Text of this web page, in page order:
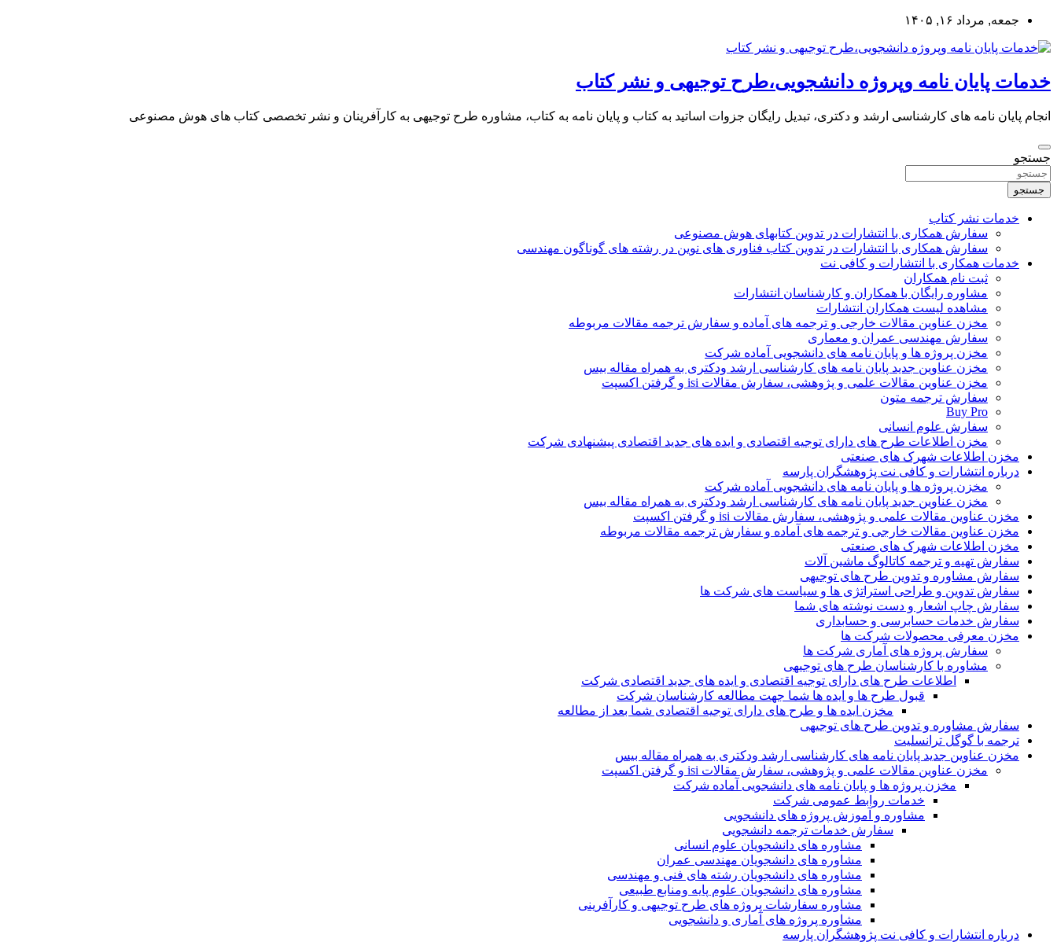
بروید
جمعه, مرداد ۱۶, ۱۴۰۵
خدمات پایان نامه وپروژه دانشجویی،طرح توجیهی و نشر کتاب
انجام پایان نامه های کارشناسی ارشد و دکتری، تبدیل رایگان جزوات اساتید به کتاب و پایان نامه به کتاب، مشاوره طرح توجیهی به کارآفرینان و نشر تخصصی کتاب های هوش مصنوعی
جستجو
جستجو
خدمات نشر کتاب
سفارش همکاری با انتشارات در تدوین کتابهای هوش مصنوعی
سفارش همکاری با انتشارات در تدوین کتاب فناوری های نوین در رشته های گوناگون مهندسی
خدمات همکاری با انتشارات و کافی نت
ثبت نام همکاران
مشاوره رایگان با همکاران و کارشناسان انتشارات
مشاهده لیست همکاران انتشارات
مخزن عناوین مقالات خارجی و ترجمه های آماده و سفارش ترجمه مقالات مربوطه
سفارش مهندسی عمران و معماری
مخزن پروژه ها و پایان نامه های دانشجویی آماده شرکت
مخزن عناوین جدید پایان نامه های کارشناسی ارشد ودکتری به همراه مقاله بیس
مخزن عناوین مقالات علمی و پژوهشی، سفارش مقالات isi و گرفتن اکسپت
سفارش ترجمه متون
Buy Pro
سفارش علوم انسانی
مخزن اطلاعات طرح های دارای توجیه اقتصادی و ایده های جدید اقتصادی پیشنهادی شرکت
مخزن اطلاعات شهرک های صنعتی
درباره انتشارات و کافی نت پژوهشگران پارسه
مخزن پروژه ها و پایان نامه های دانشجویی آماده شرکت
مخزن عناوین جدید پایان نامه های کارشناسی ارشد ودکتری به همراه مقاله بیس
مخزن عناوین مقالات علمی و پژوهشی، سفارش مقالات isi و گرفتن اکسپت
مخزن عناوین مقالات خارجی و ترجمه های آماده و سفارش ترجمه مقالات مربوطه
مخزن اطلاعات شهرک های صنعتی
سفارش تهیه و ترجمه کاتالوگ ماشین آلات
سفارش مشاوره و تدوین طرح های توجیهی
سفارش تدوین و طراحی استراتژی ها و سیاست های شرکت ها
سفارش چاپ اشعار و دست نوشته های شما
سفارش خدمات حسابرسی و حسابداری
مخزن معرفی محصولات شرکت ها
سفارش پروژه های آماری شرکت ها
مشاوره با کارشناسان طرح های توجیهی
اطلاعات طرح های دارای توجیه اقتصادی و ایده های جدید اقتصادی شرکت
قبول طرح ها و ایده ها شما جهت مطالعه کارشناسان شرکت
مخزن ایده ها و طرح های دارای توجیه اقتصادی شما بعد از مطالعه
سفارش مشاوره و تدوین طرح های توجیهی
ترجمه با گوگل ترانسلیت
مخزن عناوین جدید پایان نامه های کارشناسی ارشد ودکتری به همراه مقاله بیس
مخزن عناوین مقالات علمی و پژوهشی، سفارش مقالات isi و گرفتن اکسپت
مخزن پروژه ها و پایان نامه های دانشجویی آماده شرکت
خدمات روابط عمومی شرکت
مشاوره و آموزش پروژه های دانشجویی
سفارش خدمات ترجمه دانشجویی
مشاوره های دانشجویان علوم انسانی
مشاوره های دانشجویان مهندسی عمران
مشاوره های دانشجویان رشته های فنی و مهندسی
مشاوره های دانشجویان علوم پایه ومنابع طبیعی
مشاوره سفارشات پروژه های طرح توجیهی و کارآفرینی
مشاوره پروژه های آماری و دانشجویی
درباره انتشارات و کافی نت پژوهشگران پارسه